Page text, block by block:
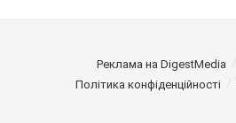
Реклама на DigestMedia
Політика конфіденційності